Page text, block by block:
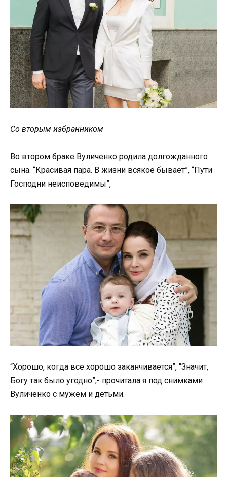
Со вторым избранником
Во втором браке Вуличенко родила долгожданного
сына. “Красивая пара. В жизни всякое бывает”, “Пути
Господни неисповедимы”,
“Хорошо, когда все хорошо заканчивается”, “Значит,
Богу так было угодно”,- прочитала я под снимками
Вуличенко с мужем и детьми.